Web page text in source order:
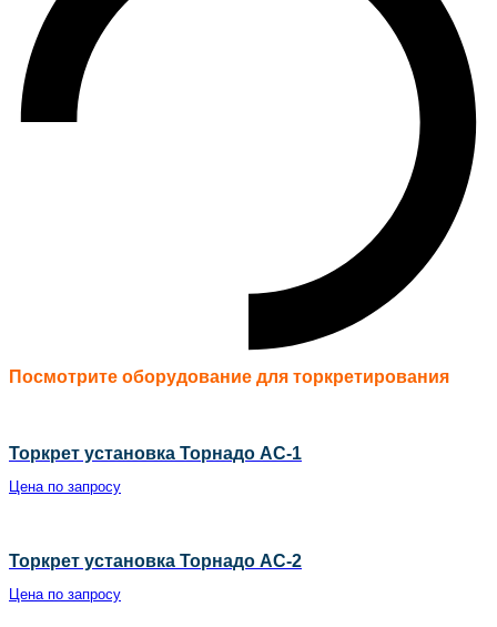
Посмотрите оборудование для торкретирования
Торкрет установка Торнадо АС-1
Цена по запросу
Торкрет установка Торнадо АС-2
Цена по запросу